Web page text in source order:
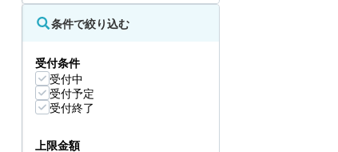
条件で絞り込む
受付条件
受付中
受付予定
受付終了
上限金額